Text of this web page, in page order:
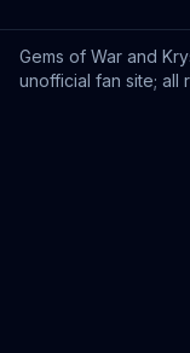
Gems of War and
unofficial fan site; all